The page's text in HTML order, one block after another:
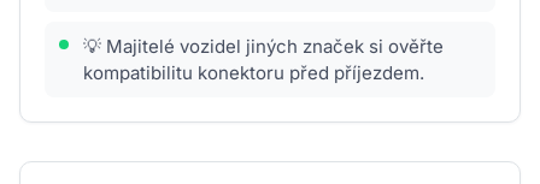
💡 Majitelé vozidel jiných značek si ověřte
kompatibilitu konektoru před příjezdem.